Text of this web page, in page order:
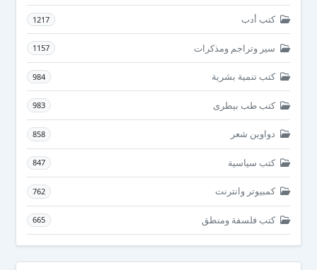
كتب أدب 1217
سير وتراجم ومذكرات 1157
كتب تنمية بشرية 984
كتب طب بيطرى 983
دواوين شعر 858
كتب سياسية 847
كمبيوتر وانترنت 762
كتب فلسفة ومنطق 665